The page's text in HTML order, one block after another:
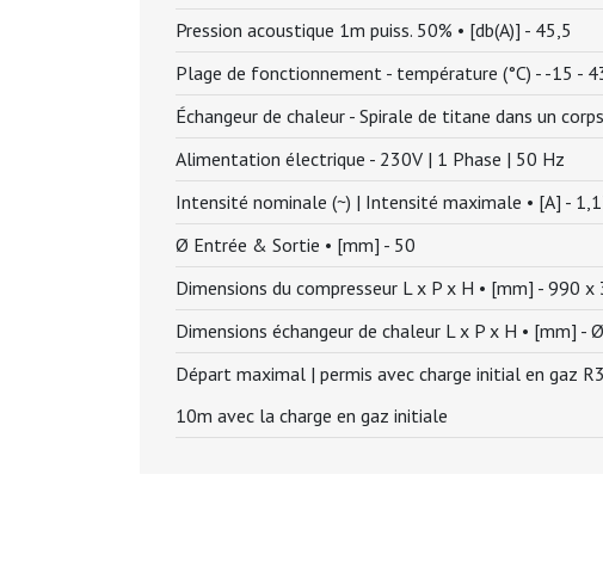
Pression acoustique 1m puiss. 50% • [db(A)] - 45,5
Plage de fonctionnement - température (°C) - -15 -
Échangeur de chaleur - Spirale de titane dans un
Alimentation électrique - 230V | 1 Phase | 50 Hz
Intensité nominale (~) | Intensité maximale • [A] -
Ø Entrée & Sortie • [mm] - 50
Dimensions du compresseur L x P x H • [mm] - 990 x
Dimensions échangeur de chaleur L x P x H • [mm] -
Départ maximal | permis avec charge initial en gaz
10m avec la charge en gaz initiale